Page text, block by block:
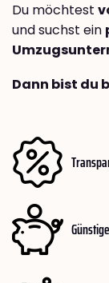
Du möchtest
und suchst ein
Dann bist du